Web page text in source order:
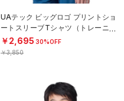
UAテック ビッグロゴ プリントショ
ートスリーブTシャツ（トレーニン
グ/BOYS）
￥2,695 30%OFF
￥3,850